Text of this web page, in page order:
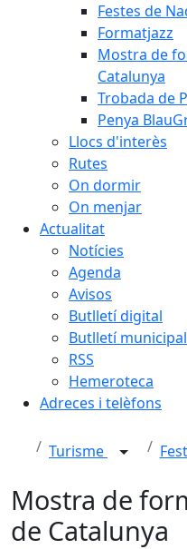
Festes de
Formatjazz
Mostra de
Catalunya
Trobada de
Penya
Llocs d'interès
Rutes
On dormir
On menjar
Actualitat
Notícies
Agenda
Avisos
Butlletí digital
Butlletí municipal
RSS
Hemeroteca
Adreces i telèfons
Turisme
Mostra de
de Catalunya